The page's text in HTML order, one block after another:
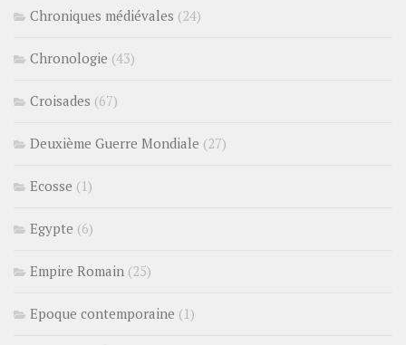
Chroniques médiévales (24)
Chronologie (43)
Croisades (67)
Deuxième Guerre Mondiale (27)
Ecosse (1)
Egypte (6)
Empire Romain (25)
Epoque contemporaine (1)